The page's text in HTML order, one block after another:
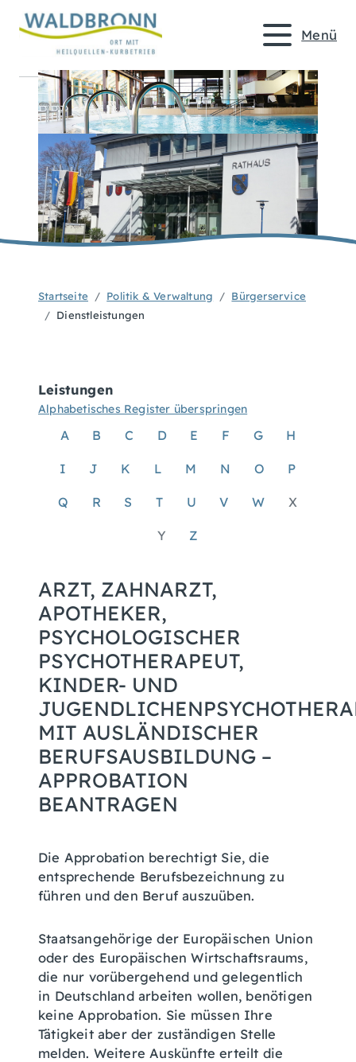
Menü
Startseite Politik & Verwaltung
Bürgerservice
Dienstleistungen
Leistungen
Alphabetisches Register überspringen
A B C D E F G H
I J K L M N O P
Q R S T U V W X
Y Z
ARZT, ZAHNARZT,
APOTHEKER,
PSYCHOLOGISCHER
PSYCHOTHERAPEUT,
KINDER- UND
MIT AUSLÄNDISCHER
BERUFSAUSBILDUNG –
APPROBATION
BEANTRAGEN
Die Approbation berechtigt Sie, die
entsprechende Berufsbezeichnung zu
führen und den Beruf auszuüben.
Staatsangehörige der Europäischen Union
oder des Europäischen Wirtschaftsraums,
die nur vorübergehend und gelegentlich
in Deutschland arbeiten wollen, benötigen
keine Approbation. Sie müssen Ihre
Tätigkeit aber der zuständigen Stelle
melden. Weitere Auskünfte erteilt die